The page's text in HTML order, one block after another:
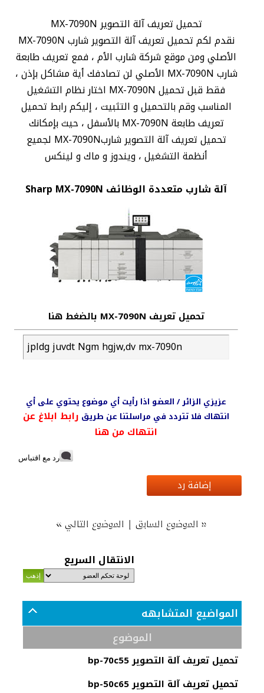
تحميل تعريف آلة التصوير MX-7090N
نقدم لكم تحميل تعريف آلة التصوير شارب MX-7090N
الأصلي ومن موقع شركة شارب الأم ، فمع تعريف طابعة
شارب MX-7090N الأصلي لن تصادفك أية مشاكل بإذن ،
فقط قبل تحميل MX-7090N اختار نظام التشغيل
المناسب وقم بالتحميل و التثبيت ، إليكم رابط تحميل
تعريف طابعة MX-7090N بالأسفل ، حيث بإمكانك
تحميل تعريف آلة التصوير شاربMX-7090N لجميع
أنظمة التشغيل ، ويندوز و ماك و لينكس
آلة شارب متعددة الوظائف Sharp MX-7090N
تحميل تعريف MX-7090N بالضغط هنا
jpldg juvdt Ngm hgjw,dv mx-7090n
عزيزي الزائر / العضو اذا رأيت أي موضوع يحتوي على أي
انتهاك فلا تتردد في مراسلتنا عن طريق رابط ابلاغ عن
انتهاك من هنا
رد مع اقتباس
إضافة رد
« الموضوع السابق| الموضوع التالي»
الانتقال السريع
المواضيع المتشابهه
الموضوع
تحميل تعريف آلة التصوير bp-70c55
تحميل تعريف آلة التصوير bp-50c65